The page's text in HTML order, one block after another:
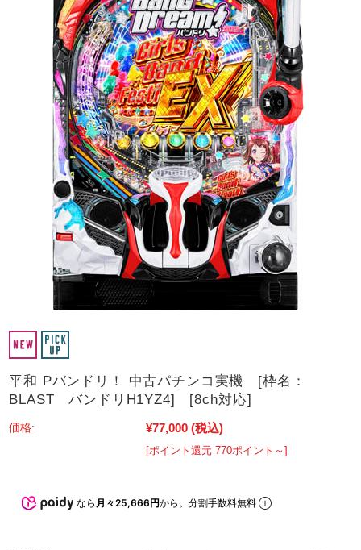
平和 Pバンドリ！ 中古パチンコ実機 [枠名：
BLAST バンドリH1YZ4] [8ch対応]
価格: ¥77,000 (税込)
[ポイント還元 770ポイント～]
なら 月々25,666円から。分割手数料無料